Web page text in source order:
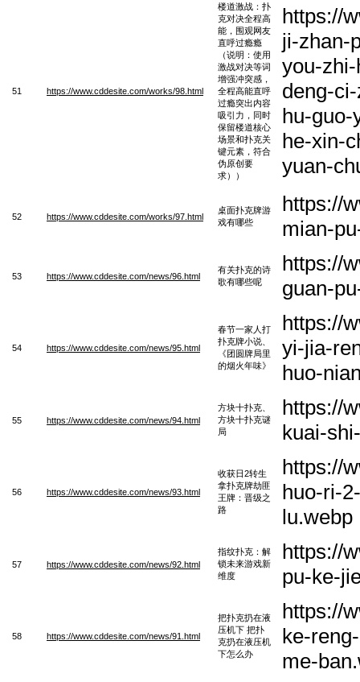
51 https://www.cddesite.com/works/98.html
楼道激战：扑
克对决全程高
能，围观网友
直呼过瘾瘾
（说明：使用
激战对决等词
增强冲突感，
全程高能直呼
过瘾突出内容
吸引力，同时
保留楼道核心
场景和扑克关
键元素，符合
伪原创要
求））
https://
ji-zhan-
you-
deng-
hu-
he-xin-
yuan-
52 https://www.cddesite.com/works/97.html
桌面扑克牌游
戏有哪些
https://
mian-
53 https://www.cddesite.com/news/96.html
有关扑克的诗
歌有哪些呢
https://
guan-
54 https://www.cddesite.com/news/95.html
春节一家人打
扑克牌小说、
《团圆牌局里
的烟火年味》
https://
yi-jia-
huo-
55 https://www.cddesite.com/news/94.html
方块十扑克、
方块十扑克谜
局
https://
kuai-
56 https://www.cddesite.com/news/93.html
收获日2转生
拿扑克牌劫匪
王牌：晋级之
路
https://
huo-ri-
lu.webp
57 https://www.cddesite.com/news/92.html
指纹扑克：解
锁未来游戏新
维度
https://
pu-ke-
58 https://www.cddesite.com/news/91.html
把扑克扔在液
压机下 把扑
克扔在液压机
下怎么办
https://
ke-
me-